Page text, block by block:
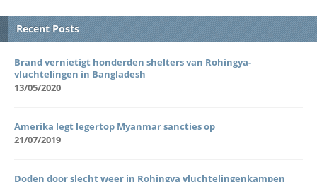
Recent Posts
Brand vernietigt honderden shelters van Rohingya-
vluchtelingen in Bangladesh
13/05/2020
Amerika legt legertop Myanmar sancties op
21/07/2019
Doden door slecht weer in Rohingya vluchtelingenkampen